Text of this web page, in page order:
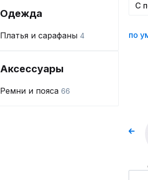
Одежда
Платья и сарафаны 4
Аксессуары
Ремни и пояса 66
С
по